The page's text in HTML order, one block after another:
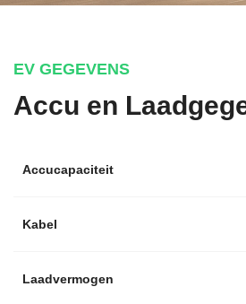
EV GEGEVENS
Accu en
Accucapaciteit
Kabel
Laadvermogen